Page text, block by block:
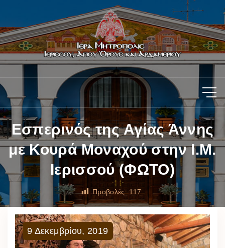
Εσπερινός της Αγίας Άννης
με Κουρά Μοναχού στην Ι.Μ.
Ιερισσού (ΦΩΤΟ)
Προβολές: 117
9 Δεκεμβρίου, 2019